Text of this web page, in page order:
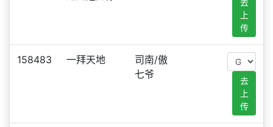
去
上
传
158483 一拜天地
司南/傲
七爷
去
上
传